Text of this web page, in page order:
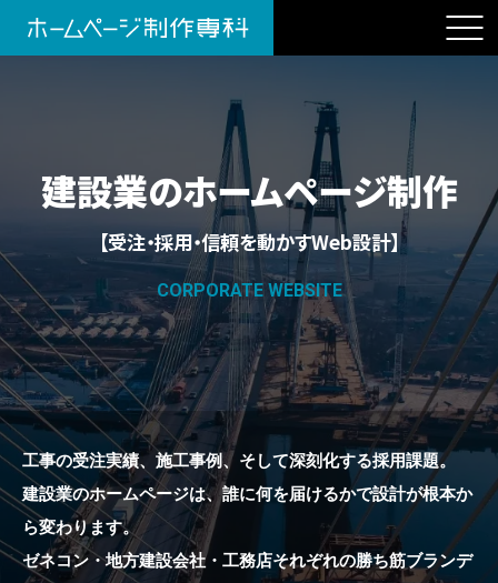
建設業のホームページ制作
【受注・採用・信頼を動かすWeb設計】
CORPORATE WEBSITE
工事の受注実績、施工事例、そして深刻化する採用課題。
建設業のホームページは、誰に何を届けるかで設計が根本か
ら変わります。
ゼネコン・地方建設会社・工務店それぞれの勝ち筋ブランデ